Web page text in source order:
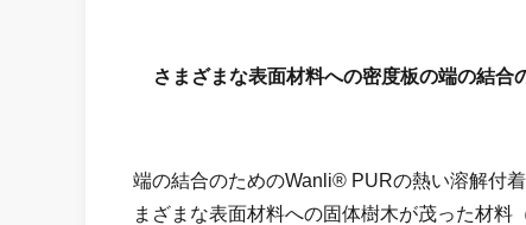
さまざまな表面材料への密度板の端の結
端の結合のためのWanli® PURの熱い溶解付
まざまな表面材料への固体樹木が茂った材料